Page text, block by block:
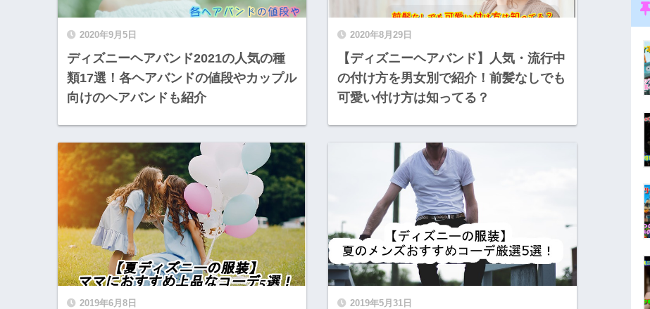
2020年9月5日
ディズニーヘアバンド2021の人気の種
類17選！各ヘアバンドの値段やカップル
向けのヘアバンドも紹介
2020年8月29日
【ディズニーヘアバンド】人気・流行中
の付け方を男女別で紹介！前髪なしでも
可愛い付け方は知ってる？
2019年6月8日 2019年5月31日